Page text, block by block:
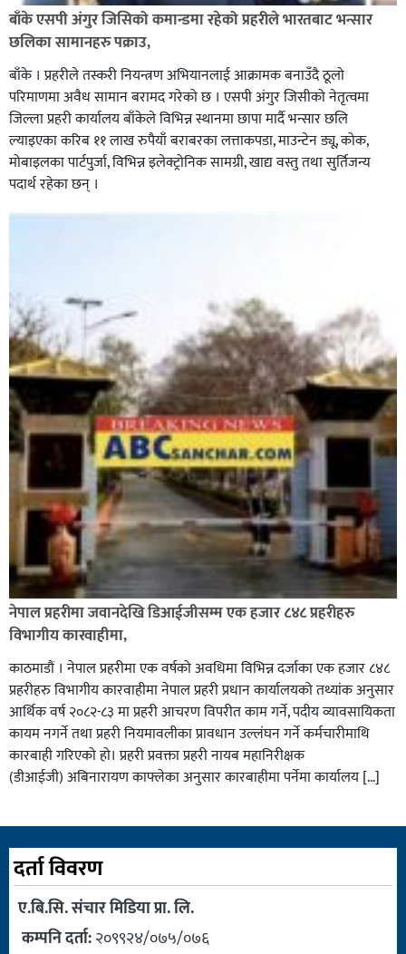
बाँके एसपी अंगुर जिसिको कमान्डमा रहेको प्रहरीले भारतबाट भन्सार
छलिका सामानहरु पक्राउ,
बाँके । प्रहरीले तस्करी नियन्त्रण अभियानलाई आक्रामक बनाउँदै ठूलो
परिमाणमा अवैध सामान बरामद गरेको छ । एसपी अंगुर जिसीको नेतृत्वमा
जिल्ला प्रहरी कार्यालय बाँकेले विभिन्न स्थानमा छापा मार्दै भन्सार छलि
ल्याइएका करिब ११ लाख रुपैयाँ बराबरका लत्ताकपडा, माउन्टेन ड्यू, कोक,
मोबाइलका पार्टपुर्जा, विभिन्न इलेक्ट्रोनिक सामग्री, खाद्य वस्तु तथा सुर्तिजन्य
पदार्थ रहेका छन् ।
नेपाल प्रहरीमा जवानदेखि डिआईजीसम्म एक हजार ८४८ प्रहरीहरु
विभागीय कारवाहीमा,
काठमाडौं । नेपाल प्रहरीमा एक वर्षको अवधिमा विभिन्न दर्जाका एक हजार ८४८
प्रहरीहरु विभागीय कारवाहीमा नेपाल प्रहरी प्रधान कार्यालयको तथ्यांक अनुसार
आर्थिक वर्ष २०८२-८३ मा प्रहरी आचरण विपरीत काम गर्ने, पदीय व्यावसायिकता
कायम नगर्ने तथा प्रहरी नियमावलीका प्रावधान उल्लंघन गर्ने कर्मचारीमाथि
कारबाही गरिएको हो। प्रहरी प्रवक्ता प्रहरी नायब महानिरीक्षक
(डीआईजी) अबिनारायण काफ्लेका अनुसार कारबाहीमा पर्नेमा कार्यालय […]
दर्ता विवरण
ए.बि.सि. संचार मिडिया प्रा. लि.
कम्पनि दर्ता:२०९९२४/०७५/०७६